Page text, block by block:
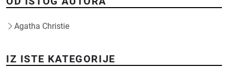
Agatha Christie
IZ ISTE KATEGORIJE